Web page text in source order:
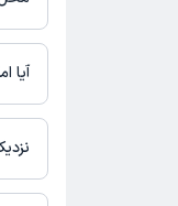
آیا
در حال
ندا نجفی از روز شنبه